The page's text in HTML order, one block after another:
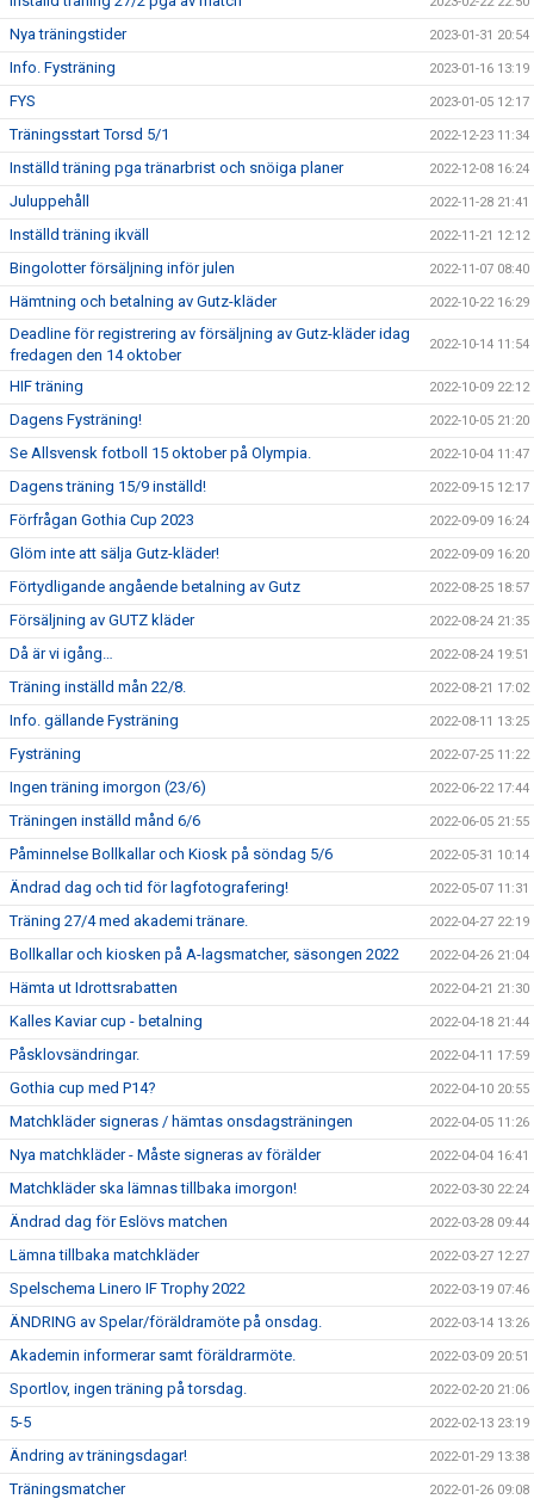
Nya träningstider 2023-01-31 20:54
Info. Fysträning 2023-01-16 13:19
FYS 2023-01-05 12:17
Träningsstart Torsd 5/1 2022-12-23 11:34
Inställd träning pga tränarbrist och snöiga planer 2022-12-08 16:24
Juluppehåll 2022-11-28 21:41
Inställd träning ikväll 2022-11-21 12:12
Bingolotter försäljning inför julen 2022-11-07 08:40
Hämtning och betalning av Gutz-kläder 2022-10-22 16:29
Deadline för registrering av försäljning av Gutz-kläder idag
fredagen den 14 oktober
2022-10-14 11:54
HIF träning 2022-10-09 22:12
Dagens Fysträning! 2022-10-05 21:20
Se Allsvensk fotboll 15 oktober på Olympia. 2022-10-04 11:47
Dagens träning 15/9 inställd! 2022-09-15 12:17
Förfrågan Gothia Cup 2023 2022-09-09 16:24
Glöm inte att sälja Gutz-kläder! 2022-09-09 16:20
Förtydligande angående betalning av Gutz 2022-08-25 18:57
Försäljning av GUTZ kläder 2022-08-24 21:35
Då är vi igång… 2022-08-24 19:51
Träning inställd mån 22/8. 2022-08-21 17:02
Info. gällande Fysträning 2022-08-11 13:25
Fysträning 2022-07-25 11:22
Ingen träning imorgon (23/6) 2022-06-22 17:44
Träningen inställd månd 6/6 2022-06-05 21:55
Påminnelse Bollkallar och Kiosk på söndag 5/6 2022-05-31 10:14
Ändrad dag och tid för lagfotografering! 2022-05-07 11:31
Träning 27/4 med akademi tränare. 2022-04-27 22:19
Bollkallar och kiosken på A-lagsmatcher, säsongen 2022 2022-04-26 21:04
Hämta ut Idrottsrabatten 2022-04-21 21:30
Kalles Kaviar cup - betalning 2022-04-18 21:44
Påsklovsändringar. 2022-04-11 17:59
Gothia cup med P14? 2022-04-10 20:55
Matchkläder signeras / hämtas onsdagsträningen 2022-04-05 11:26
Nya matchkläder - Måste signeras av förälder 2022-04-04 16:41
Matchkläder ska lämnas tillbaka imorgon! 2022-03-30 22:24
Ändrad dag för Eslövs matchen 2022-03-28 09:44
Lämna tillbaka matchkläder 2022-03-27 12:27
Spelschema Linero IF Trophy 2022 2022-03-19 07:46
ÄNDRING av Spelar/föräldramöte på onsdag. 2022-03-14 13:26
Akademin informerar samt föräldrarmöte. 2022-03-09 20:51
Sportlov, ingen träning på torsdag. 2022-02-20 21:06
5-5 2022-02-13 23:19
Ändring av träningsdagar! 2022-01-29 13:38
Träningsmatcher 2022-01-26 09:08